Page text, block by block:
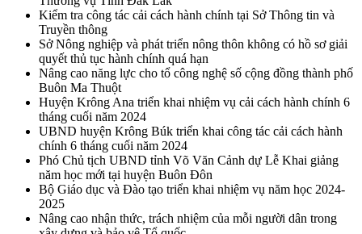
Kiểm tra công tác cải cách hành chính tại Sở Thông tin và
Truyền thông
Sở Nông nghiệp và phát triển nông thôn không có hồ sơ giải
quyết thủ tục hành chính quá hạn
Nâng cao năng lực cho tổ công nghệ số cộng đồng thành phố
Buôn Ma Thuột
Huyện Krông Ana triển khai nhiệm vụ cải cách hành chính 6
tháng cuối năm 2024
UBND huyện Krông Búk triển khai công tác cải cách hành
chính 6 tháng cuối năm 2024
Phó Chủ tịch UBND tỉnh Võ Văn Cảnh dự Lễ Khai giảng
năm học mới tại huyện Buôn Đôn
Bộ Giáo dục và Đào tạo triển khai nhiệm vụ năm học 2024-
2025
Nâng cao nhận thức, trách nhiệm của mỗi người dân trong